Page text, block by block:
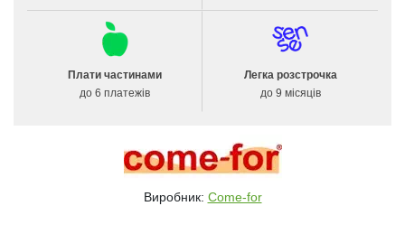
Плати частинами
до 6 платежів
Легка розстрочка
до 9 місяців
Виробник: Come-for